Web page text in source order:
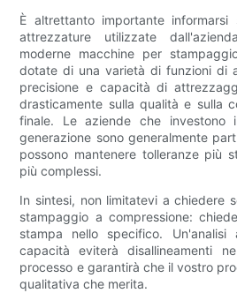
È altrettanto importante
attrezzature utilizzate
moderne macchine per
dotate di una varietà di funzioni di
precisione e capacità di
drasticamente sulla qualità e sulla
finale. Le aziende che investono
generazione sono generalmente
possono mantenere tolleranze più
più complessi.
In sintesi, non limitatevi a chiedere
stampaggio a compressione:
stampa nello specifico. Un'analisi
capacità eviterà disallineamenti
processo e garantirà che il vostro
qualitativa che merita.